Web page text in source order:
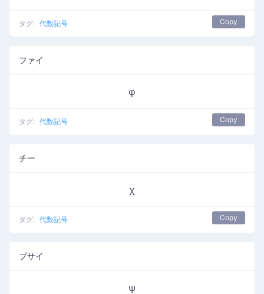
タグ: 代数記号 Copy
ファイ
φ
タグ: 代数記号 Copy
チー
χ
タグ: 代数記号 Copy
プサイ
ψ